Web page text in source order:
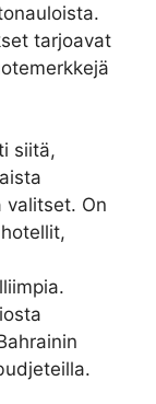
tarjoavat
siitä,
valitset. On